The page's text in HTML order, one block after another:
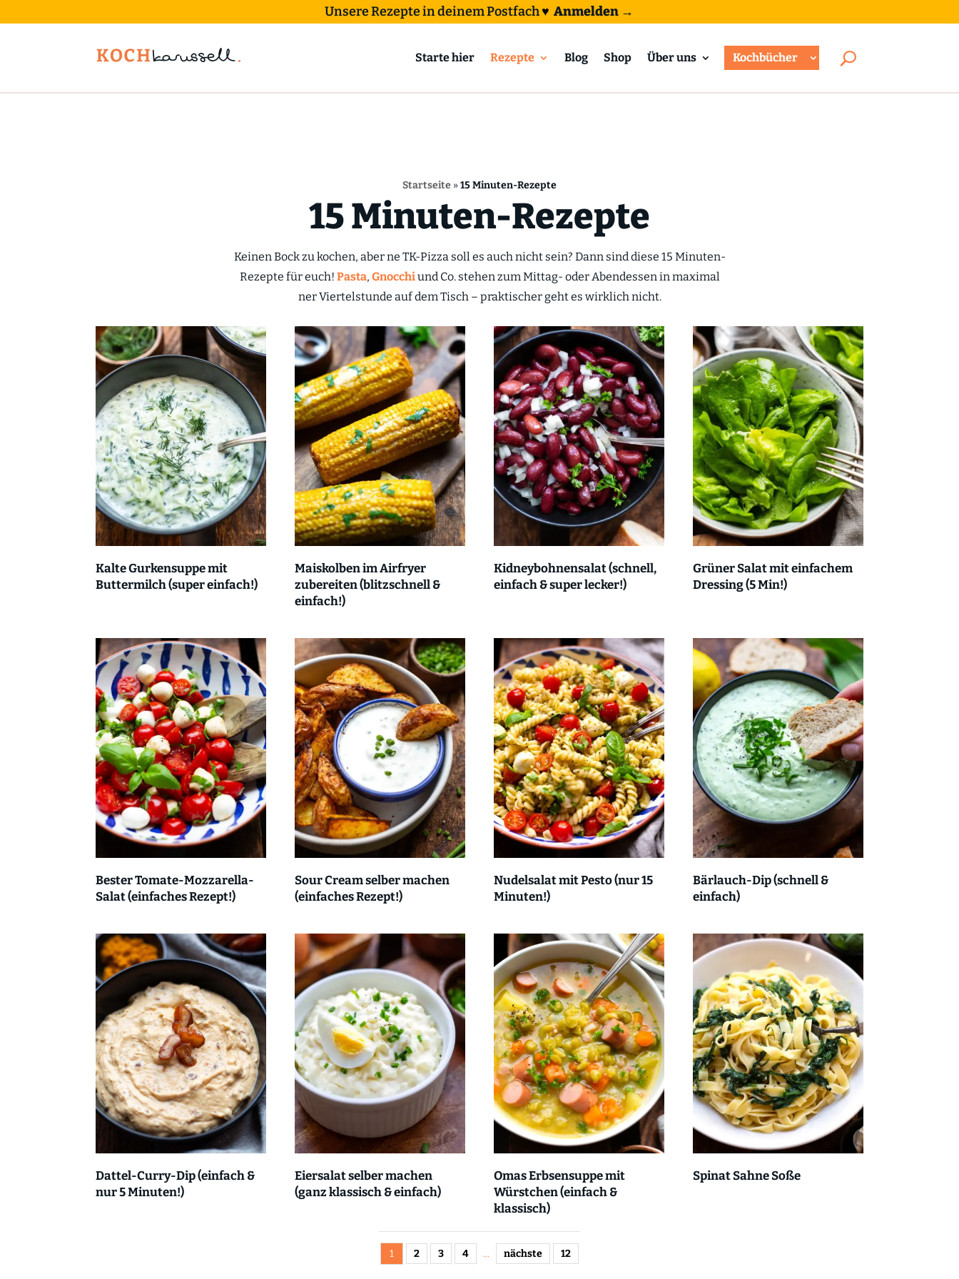
Unsere Rezepte in deinem Postfach♥ Anmelden →
Starte hier Rezepte Blog Shop Über uns Kochbücher
Startseite »15 Minuten-Rezepte
15 Minuten-Rezepte
Keinen Bock zu kochen, aber ne TK-Pizza soll es auch nicht sein? Dann sind diese 15 Minuten-
Rezepte für euch! Pasta, Gnocchiund Co. stehen zum Mittag- oder Abendessen in maximal
ner Viertelstunde auf dem Tisch – praktischer geht es wirklich nicht.
Kalte Gurkensuppe mit
Buttermilch (super einfach!)
Maiskolben im Airfryer
zubereiten (blitzschnell &
einfach!)
Kidneybohnensalat (schnell,
einfach & super lecker!)
Grüner Salat mit einfachem
Dressing (5 Min!)
Bester Tomate-Mozzarella-
Salat (einfaches Rezept!)
Sour Cream selber machen
(einfaches Rezept!)
Nudelsalat mit Pesto (nur 15
Minuten!)
Bärlauch-Dip (schnell &
einfach)
Dattel-Curry-Dip (einfach &
nur 5 Minuten!)
Eiersalat selber machen
(ganz klassisch & einfach)
Omas Erbsensuppe mit
Würstchen (einfach &
klassisch)
Spinat Sahne Soße
1 2 3 4 ... nächste 12